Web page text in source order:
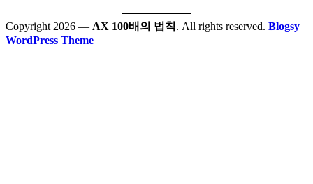
Copyright 2026 — AX 100배의 법칙. All rights reserved. Blogsy
WordPress Theme